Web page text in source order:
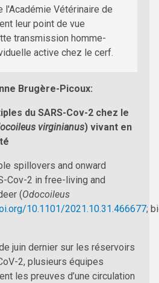
l'Académie Vétérinaire de
leur point de vue
transmission homme-
active chez le cerf.
Brugère-Picoux:
du SARS-Cov-2 chez le
virginianus) vivant en
spillovers and onward
Cov-2 in free-living and
(Odocoileus
10.1101/2021.10.31.466677;
juin dernier sur les réservoirs
2, plusieurs équipes
les preuves d’une circulation